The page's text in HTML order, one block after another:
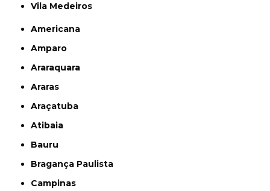
Vila Medeiros
Americana
Amparo
Araraquara
Araras
Araçatuba
Atibaia
Bauru
Bragança Paulista
Campinas